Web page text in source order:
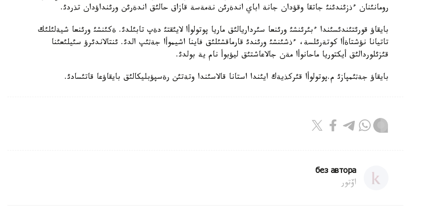
رومانئنان ءذزئندئنئ جاتقا وقؤدان جانة اباي اندةرئن نةمةسة قازاق حالئق اندةرئن ورئنداؤدان تذردئ.
بايقاؤ قورئتئندئسئندا ءبئرئنشئ ورئنعا سئرداريالئق ماريا پوتولوأا لايئقتئ دةپ تابئلدئ. ةكئنشئ ورئنعا شيةلئلئك
تاتيانا نؤشتاةأا كوتةرئلسة، ءذشئنشئ ورئندئ قارماقشئلئق فاينا اشيموأا جةثئپ الدئ. ئنتالاندئرؤ سئيلئعئنا
قئزئلوردالئق أيكتوريا ماحانوأا مةن جالاعاشتئق ليؤبوأ نام ية بولدئ.
بايقاؤ جةثئمپازئ م.پوتولوأا قئركذيةك ايئندا استانا قالاسئندا وتةتئن رةسپؤبليكالئق بايقاؤعا قاتئسادئ.
без автора
اۆتور